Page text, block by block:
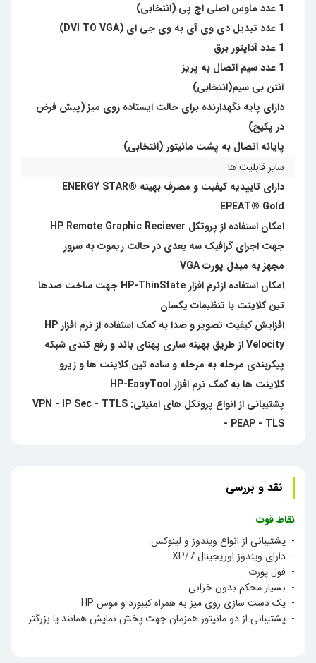
1 عدد ماوس اصلی اچ پی (انتخابی)
1 عدد تبدیل دی وی آی به وی جی ای (DVI TO VGA)
1 عدد آداپتور برق
1 عدد سیم اتصال به پریز
آنتن بی سیم(انتخابی)
دارای پایه نگهدارنده برای حالت ایستاده روی میز (پیش فرض
در پکیج)
پایانه اتصال به پشت مانیتور (انتخابی)
سایر قابلیت ها
دارای تاییدیه کیفیت و مصرف بهینه ENERGY STAR®
EPEAT® Gold
امکان استفاده از پروتکل HP Remote Graphic Reciever
جهت اجرای گرافیک سه بعدی در حالت ریموت به سرور
مجهز به مبدل پورت VGA
امکان استفاده ازنرم افزار HP-ThinState جهت ساخت صدها
تین کلاینت با تنظیمات یکسان
افزایش کیفیت تصویر و صدا به کمک استفاده از نرم افزار HP
Velocity از طریق بهینه سازی پهنای باند و رفع کندی شبکه
پیکربندی مرحله به مرحله و ساده تین کلاینت ها و زیرو
کلاینت ها به کمک نرم افزار HP-EasyTool
پشتیبانی از انواع پروتکل های امنیتی: VPN - IP Sec - TTLS
- PEAP - TLS
نقد و بررسی
نقاط قوت
- پشتیبانی از انواع ویندوز و لینوکس
- دارای ویندوز اوریجینال XP/7
- فول پورت
- بسیار محکم بدون خرابی
- یک دست سازی روی میز به همراه کیبورد و موس HP
- پشتیبانی از دو مانیتور همزمان جهت پخش نمایش همانند یا بزرگتر